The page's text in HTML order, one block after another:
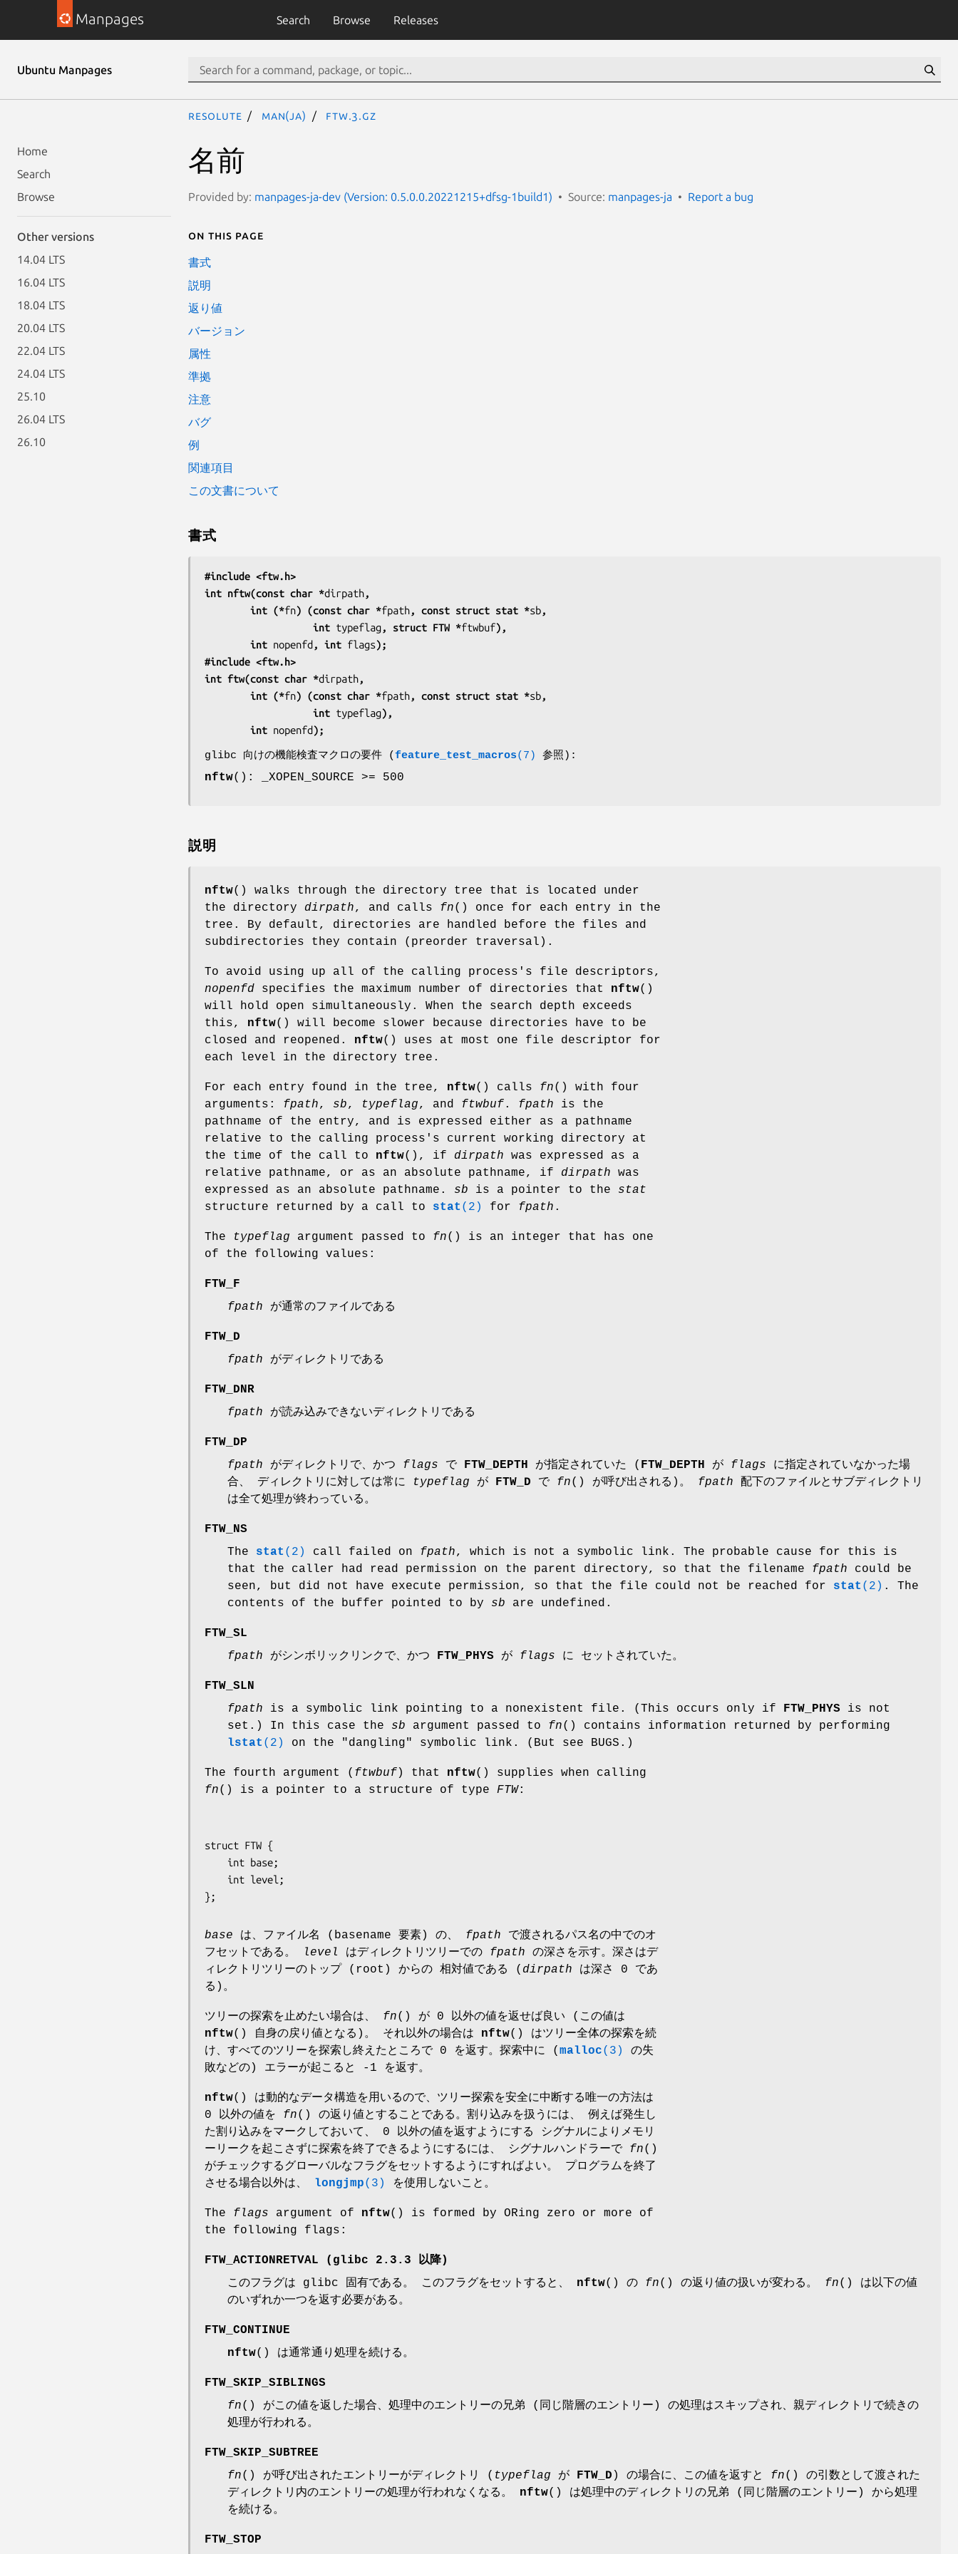
Manpages Search Browse Releases
Ubuntu Manpages
Home
Search
Browse
Other versions
14.04 LTS
16.04 LTS
18.04 LTS
20.04 LTS
22.04 LTS
24.04 LTS
25.10
26.04 LTS
26.10
resolute man(ja) ftw.3.gz
名前
Provided by: manpages-ja-dev (Version: 0.5.0.0.20221215+dfsg-1build1) Source: manpages-ja Report a bug
On this page
書式
説明
返り値
バージョン
属性
準拠
注意
バグ
例
関連項目
この文書について
書式
#include <ftw.h>
int nftw(const char *dirpath,
        int (*
fn) (const char *fpath, const struct stat *sb,
                   int
typeflag, struct FTW *ftwbuf),
        int
nopenfd , int flags);
#include <ftw.h>
int ftw(const char *dirpath,
        int (*
fn) (const char *fpath, const struct stat *sb,
                   int
typeflag),
        int
nopenfd);
glibc 向けの機能検査マクロの要件 (feature_test_macros(7) 参照):
nftw(): _XOPEN_SOURCE >= 500
説明
nftw() walks through the directory tree that is located under
the directory dirpath, and calls fn() once for each entry in the
tree. By default, directories are handled before the files and
subdirectories they contain (preorder traversal).
To avoid using up all of the calling process's file descriptors,
nopenfd specifies the maximum number of directories that nftw()
will hold open simultaneously. When the search depth exceeds
this, nftw() will become slower because directories have to be
closed and reopened. nftw() uses at most one file descriptor for
each level in the directory tree.
For each entry found in the tree, nftw() calls fn() with four
arguments: fpath, sb, typeflag, and ftwbuf. fpath is the
pathname of the entry, and is expressed either as a pathname
relative to the calling process's current working directory at
the time of the call to nftw(), if dirpath was expressed as a
relative pathname, or as an absolute pathname, if dirpath was
expressed as an absolute pathname. sb is a pointer to the stat
structure returned by a call to stat (2) for fpath .
The typeflag argument passed to fn() is an integer that has one
of the following values:
FTW_F
fpath が通常のファイルである
FTW_D
fpath がディレクトリである
FTW_DNR
fpath が読み込みできないディレクトリである
FTW_DP
fpath がディレクトリで、かつ flags で FTW_DEPTH が指定されていた ( FTW_DEPTH が flags に指定されていなかった場
合、 ディレクトリに対しては常に
typeflag が FTW_D で fn() が呼び出される)。 fpath 配下のファイルとサブディレクトリ
は全て処理が終わっている。
FTW_NS
The stat (2) call failed on fpath, which is not a symbolic link. The probable cause for this is
that the caller had read permission on the parent directory, so that the filename fpath could be
seen, but did not have execute permission, so that the file could not be reached for stat (2) . The
contents of the buffer pointed to by sb are undefined.
FTW_SL
fpath がシンボリックリンクで、かつ FTW_PHYS が flags に セットされていた。
FTW_SLN
fpath is a symbolic link pointing to a nonexistent file. (This occurs only if FTW_PHYS is not
set.) In this case the sb argument passed to fn() contains information returned by performing
lstat (2) on the "dangling" symbolic link. (But see BUGS.)
The fourth argument ( ftwbuf) that nftw() supplies when calling
fn() is a pointer to a structure of type FTW:
struct FTW {
base は、ファイル名 (basename 要素) の、 fpath で渡されるパス名の中でのオ
フセットである。
level はディレクトリツリーでの fpath の深さを示す。深さはデ
ィレクトリツリーのトップ (root) からの 相対値である ( dirpath は深さ 0 であ
る)。
ツリーの探索を止めたい場合は、 fn() が 0 以外の値を返せば良い (この値は
nftw() 自身の戻り値となる)。 それ以外の場合は nftw() はツリー全体の探索を続
け、すべてのツリーを探索し終えたところで 0 を返す。探索中に ( malloc(3)
の失
敗などの) エラーが起こると -1 を返す。
nftw() は動的なデータ構造を用いるので、ツリー探索を安全に中断する唯一の方法は
0 以外の値を fn() の返り値とすることである。割り込みを扱うには、 例えば発生し
た割り込みをマークしておいて、 0 以外の値を返すようにする シグナルによりメモリ
ーリークを起こさずに探索を終了できるようにするには、 シグナルハンドラーで fn()
がチェックするグローバルなフラグをセットするようにすればよい。 プログラムを終了
させる場合以外は、 longjmp(3) を使用しないこと。
The flags argument of nftw() is formed by ORing zero or more of
the following flags:
FTW_ACTIONRETVAL (glibc 2.3.3 以降)
このフラグは glibc 固有である。 このフラグをセットすると、 nftw() の fn() の返り値の扱いが変わる。 fn() は以下の値
のいずれか一つを返す必要がある。
FTW_CONTINUE
nftw() は通常通り処理を続ける。
FTW_SKIP_SIBLINGS
fn() がこの値を返した場合、処理中のエントリーの兄弟 (同じ階層のエントリー) の処理はスキップされ、親ディレクトリで続きの
処理が行われる。
FTW_SKIP_SUBTREE
fn() が呼び出されたエントリーがディレクトリ ( typeflag が FTW_D ) の場合に、この値を返すと fn() の引数として渡された
ディレクトリ内のエントリーの処理が行われなくなる。 nftw() は処理中のディレクトリの兄弟 (同じ階層のエントリー) から処理
を続ける。
FTW_STOP